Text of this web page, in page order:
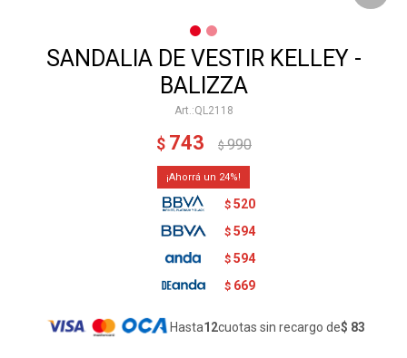
SANDALIA DE VESTIR KELLEY -
BALIZZA
QL2118
$ 743 $ 990
24
$ 520
$ 594
$ 594
$ 669
Hasta12cuotas sin recargo de$ 83